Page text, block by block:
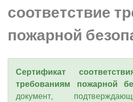
соответствие
пожарной
Сертификат
требованиям пожарной
документ,